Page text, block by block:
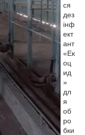
ся
дез
інф
ект
ант
«Ек
оц
ид
»
дл
я
об
ро
бки